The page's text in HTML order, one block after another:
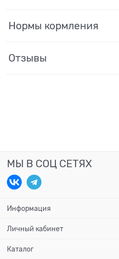
Нормы кормления
Отзывы
МЫ В СОЦ СЕТЯХ
Информация
Личный кабинет
Каталог